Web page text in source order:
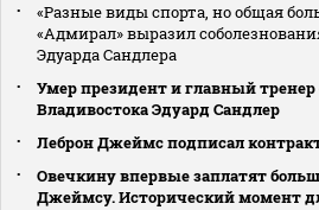
«Разные виды спорта, но общая
«Адмирал» выразил
Эдуарда Сандлера
Умер президент и главный
Владивостока Эдуард Сандлер
Леброн Джеймс подписал
Овечкину впервые заплатят
Джеймсу. Исторический момент